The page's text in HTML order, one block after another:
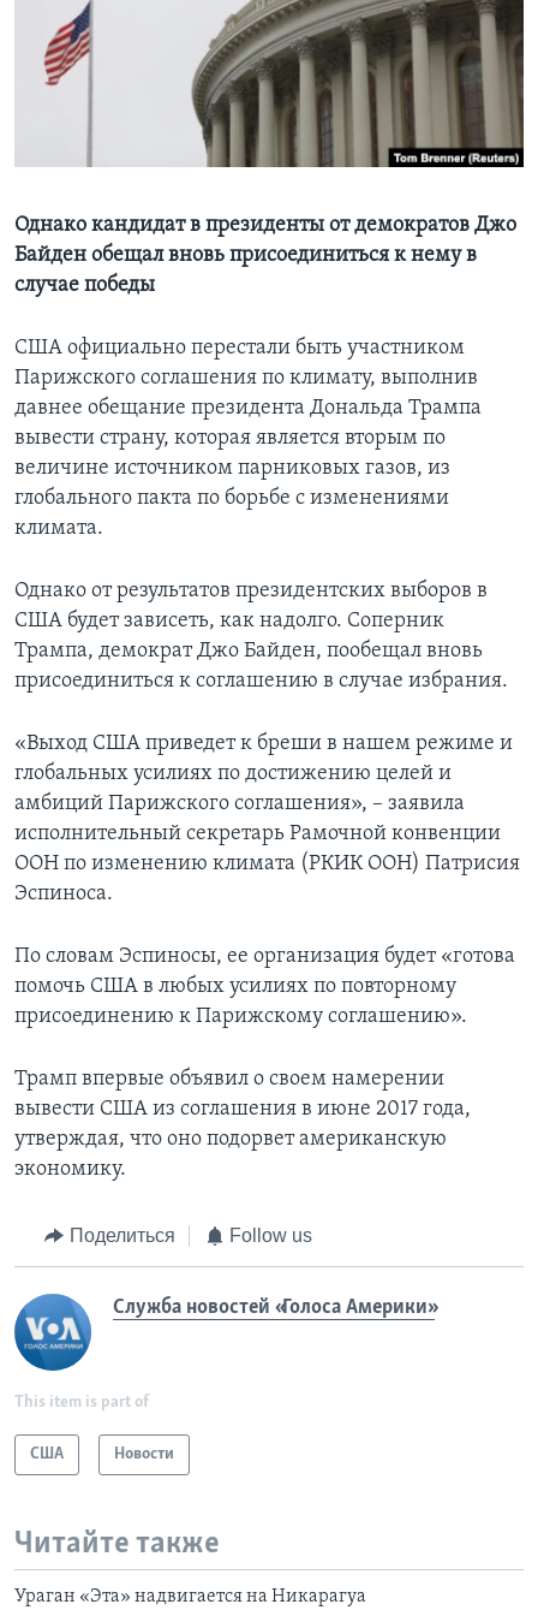
Learning English
Языки
Однако кандидат в президенты от демократов Джо
Байден обещал вновь присоединиться к нему в
случае победы
США официально перестали быть участником
Парижского соглашения по климату, выполнив
давнее обещание президента Дональда Трампа
вывести страну, которая является вторым по
величине источником парниковых газов, из
глобального пакта по борьбе с изменениями
климата.
Однако от результатов президентских выборов в
США будет зависеть, как надолго. Соперник
Трампа, демократ Джо Байден, пообещал вновь
присоединиться к соглашению в случае избрания.
«Выход США приведет к бреши в нашем режиме и
глобальных усилиях по достижению целей и
амбиций Парижского соглашения», – заявила
исполнительный секретарь Рамочной конвенции
ООН по изменению климата (РКИК ООН) Патрисия
Эспиноса.
По словам Эспиносы, ее организация будет «готова
помочь США в любых усилиях по повторному
присоединению к Парижскому соглашению».
Трамп впервые объявил о своем намерении
вывести США из соглашения в июне 2017 года,
утверждая, что оно подорвет американскую
экономику.
Поделиться Follow us
Служба новостей «Голоса Америки»
This item is part of
США Новости
Читайте также
Ураган «Эта» надвигается на Никарагуа